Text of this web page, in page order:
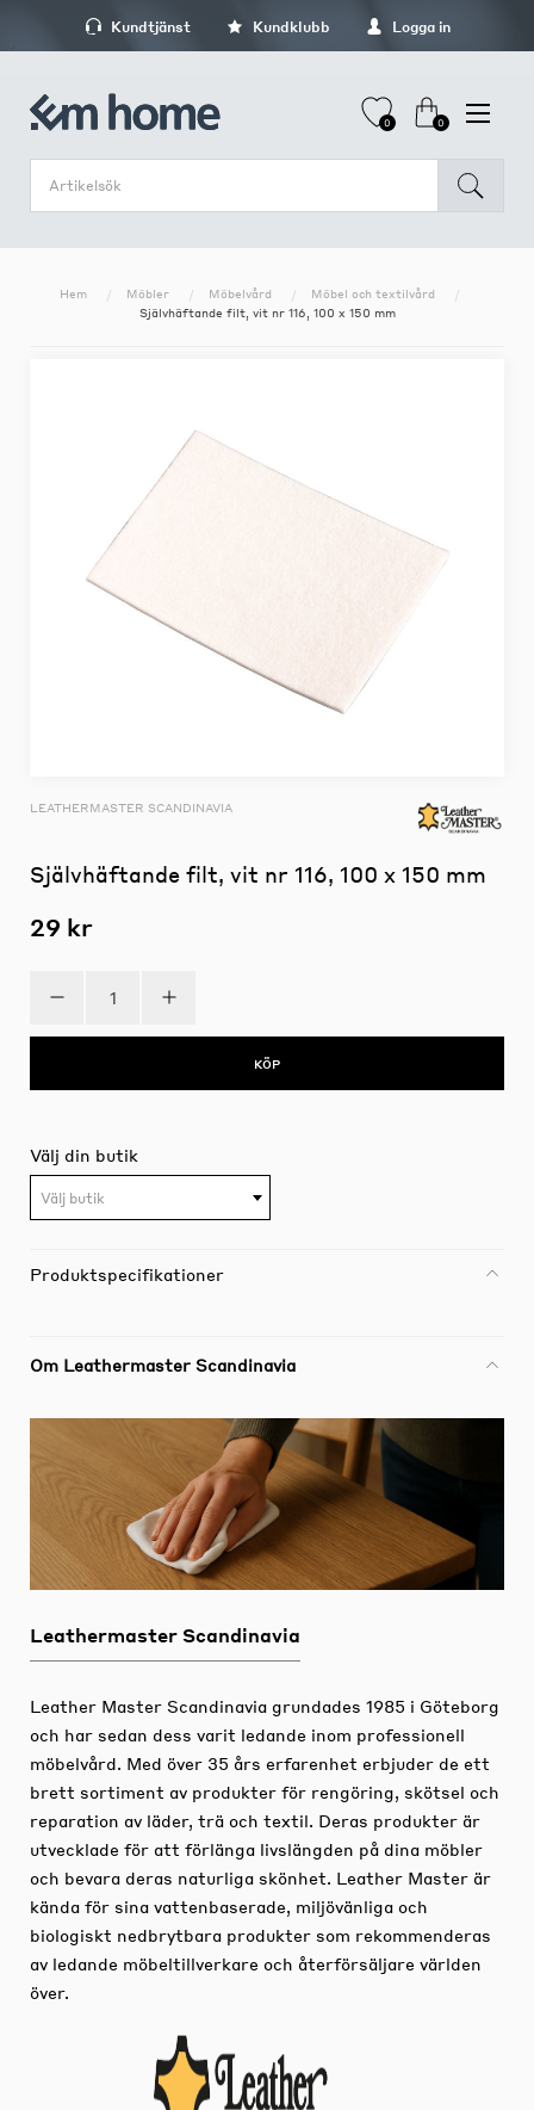
Kundtjänst Kundklubb Logga in
0 0
Hem Möbler Möbelvård
Möbel och textilvård
Självhäftande filt, vit nr 116, 100 x 150 mm
LEATHERMASTER SCANDINAVIA
Självhäftande filt, vit nr 116, 100 x 150 mm
29 kr
KÖP
Välj din butik
Välj butik
Produktspecifikationer
Om Leathermaster Scandinavia
Leathermaster Scandinavia
Leather Master Scandinavia grundades 1985 i Göteborg
och har sedan dess varit ledande inom professionell
möbelvård. Med över 35 års erfarenhet erbjuder de ett
brett sortiment av produkter för rengöring, skötsel och
reparation av läder, trä och textil. Deras produkter är
utvecklade för att förlänga livslängden på dina möbler
och bevara deras naturliga skönhet. Leather Master är
kända för sina vattenbaserade, miljövänliga och
biologiskt nedbrytbara produkter som rekommenderas
av ledande möbeltillverkare och återförsäljare världen
över.